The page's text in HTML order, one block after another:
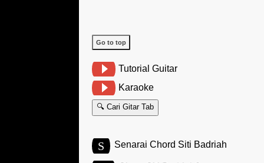
Go to top
Tutorial Guitar
Karaoke
🔍 Cari Gitar Tab
S Senarai Chord Siti Badriah